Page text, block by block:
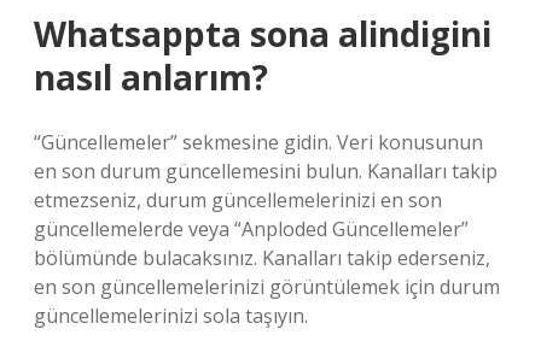
Whatsappta sona alindigini
nasıl anlarım?
“Güncellemeler” sekmesine gidin. Veri konusunun
en son durum güncellemesini bulun. Kanalları takip
etmezseniz, durum güncellemelerinizi en son
güncellemelerde veya “Anploded Güncellemeler”
bölümünde bulacaksınız. Kanalları takip ederseniz,
en son güncellemelerinizi görüntülemek için durum
güncellemelerinizi sola taşıyın.